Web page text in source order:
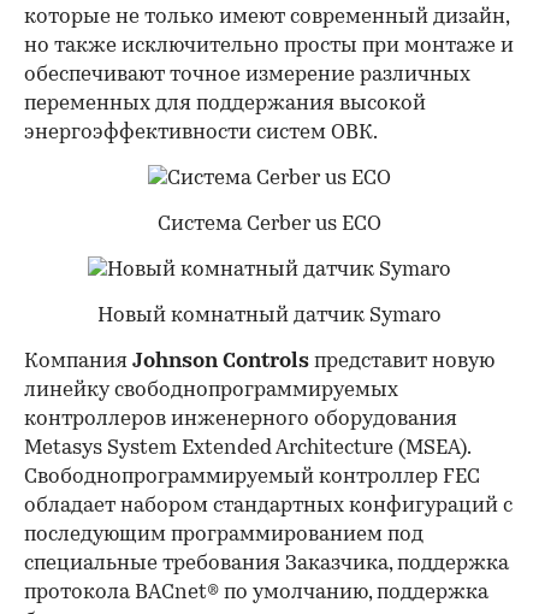
которые не только имеют современный дизайн,
но также исключительно просты при монтаже и
обеспечивают точное измерение различных
переменных для поддержания высокой
энергоэффективности систем ОВК.
Система Cerber us ECO
Новый комнатный датчик Symaro
Компания Johnson Controls представит новую
линейку свободнопрограммируемых
контроллеров инженерного оборудования
Metasys System Extended Architecture (MSEA).
Свободнопрограммируемый контроллер FEC
обладает набором стандартных конфигураций с
последующим программированием под
специальные требования Заказчика, поддержка
протокола BACnet® по умолчанию, поддержка